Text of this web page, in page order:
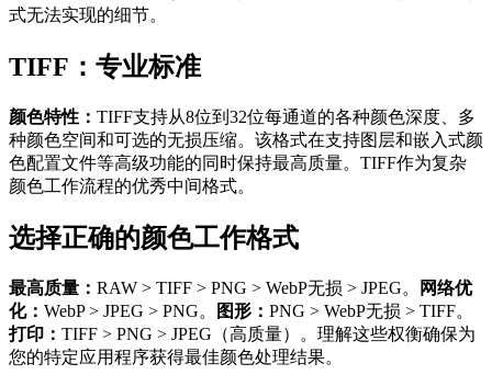
式无法实现的细节。
TIFF：专业标准
颜色特性： TIFF支持从8位到32位每通道的各种颜色深度、多
种颜色空间和可选的无损压缩。该格式在支持图层和嵌入式颜
色配置文件等高级功能的同时保持最高质量。TIFF作为复杂
颜色工作流程的优秀中间格式。
选择正确的颜色工作格式
最高质量： RAW > TIFF > PNG > WebP无损 > JPEG。
网络优
化： WebP > JPEG > PNG。 图形： PNG > WebP无损 > TIFF。
打印： TIFF > PNG > JPEG（高质量）。理解这些权衡确保为
您的特定应用程序获得最佳颜色处理结果。